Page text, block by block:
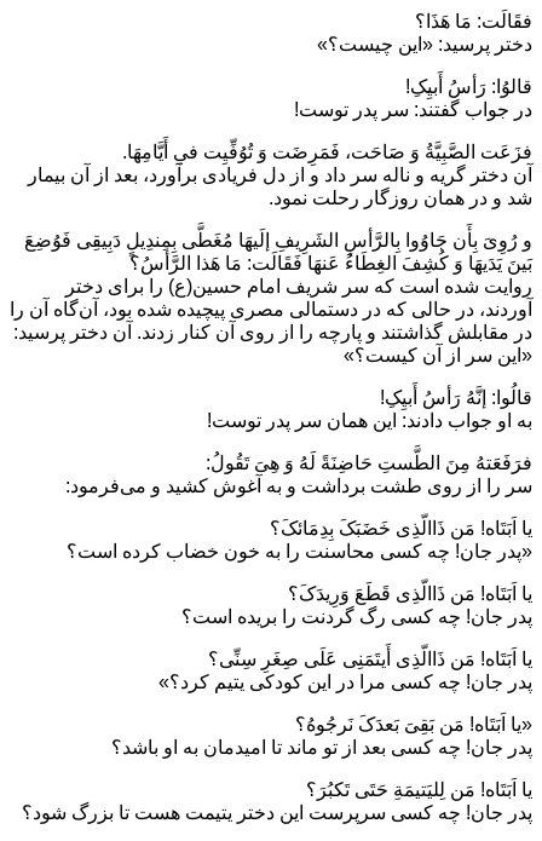
فقَالَت: مَا هَذَا؟
دختر پرسید: «این چیست؟»
قالوُا: رَأسُ أَبیِکِ!
در جواب گفتند: سر پدر توست!
فزَعَت الصَّبِیَّةُ وَ صَاحَت، فَمَرِضَت وَ تُوُفِّیِت فیِ أَیَّامِهَا.
آن دختر گریه و ناله سر داد و از دل فریادی برآورد، بعد از آن بیمار
شد و در همان روزگار رحلت نمود.
و رُوِیَ بِأَن جَاوُوا بِالرَّأسِ الشَرِیفِ إلَیهَا مُغَطَّی بِمِندِیلٍ دَبِیقِی فَوُضِعَ
بَینَ یَدَیهَا وَ کُشِفَ الغِطَاءُ عَنهَا فَقَالَت: مَا هَذا الرَّأسُ؟
روایت شده است که سر شریف امام حسین(ع) را برای دختر
آوردند، در حالی که در دستمالی مصری پیچیده شده بود، آن‌گاه آن را
در مقابلش گذاشتند و پارچه را از روی آن کنار زدند. آن دختر پرسید:
«این سر از آن کیست؟»
قالُوا: إنَّهُ رَأسُ أَبیِکِ!
به او جواب دادند: این همان سر پدر توست!
فرَفَعَتهُ مِنَ الطَّستِ حَاضِنَةً لَهُ وَ هِیَ تَقُولُ:
سر را از روی طشت برداشت و به آغوش کشید و می‌فرمود:
یا اَبَتَاه! مَن ذَاالّذِی خَضَبَکَ بِدِمَائکَ؟
«پدر جان! چه کسی محاسنت را به خون خضاب کرده است؟
یا اَبَتَاه! مَن ذَاالّذِی قَطَعَ وَرِیدَکَ؟
پدر جان! چه کسی رگ گردنت را بریده است؟
یا اَبَتَاه! مَن ذَاالّذِی أَیتَمَنِی عَلَی صِغَرِ سِنِّی؟
پدر جان! چه کسی مرا در این کودکی یتیم کرد؟»
«یا اَبَتَاه! مَن بَقِیَ بَعدَکَ نَرجُوهُ؟
پدر جان! چه کسی بعد از تو ماند تا امیدمان به او باشد؟
یا اَبَتَاه! مَن لِلیَتیمَةِ حَتَی تَکبُرَ؟
پدر جان! چه کسی سرپرست این دختر یتیمت هست تا بزرگ شود؟